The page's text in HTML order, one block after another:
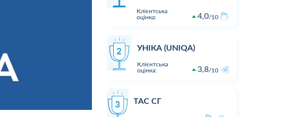
Клієнтська
оцінка:
4,0 10
УНІКА (UNIQA)
Клієнтська
оцінка:
3,8 10
ТАС СГ